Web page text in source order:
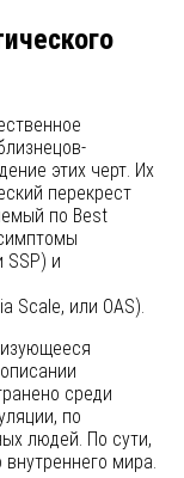
этих черт. Их
перекрест
по Best
SSP) и
Scale, или OAS).
среди
по
людей. По сути,
мира.